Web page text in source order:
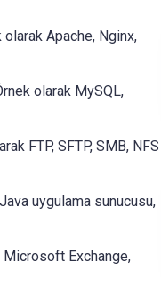
olarak Apache, Nginx,
olarak MySQL,
FTP, SFTP, SMB, NFS
Java uygulama sunucusu,
Microsoft Exchange,